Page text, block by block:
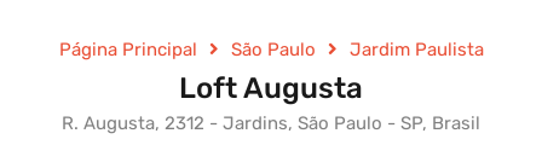
Página Principal São Paulo Jardim Paulista
Loft Augusta
R. Augusta, 2312 - Jardins, São Paulo - SP, Brasil